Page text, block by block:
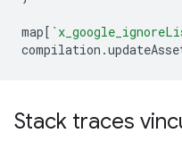
map[
compilation .
Stack traces